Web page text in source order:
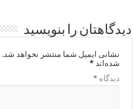
دیدگاهتان را بنویسید
نشانی ایمیل شما منتشر نخواهد شد.
شده‌اند*
دیدگاه*